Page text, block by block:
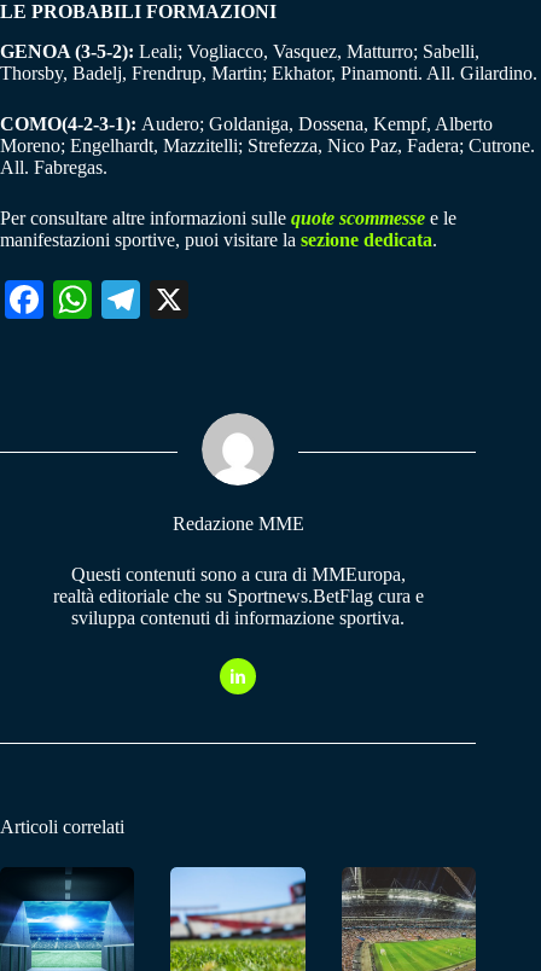
LE PROBABILI FORMAZIONI
GENOA (3-5-2): Leali; Vogliacco, Vasquez, Matturro; Sabelli,
Thorsby, Badelj, Frendrup, Martin; Ekhator, Pinamonti. All. Gilardino.
COMO(4-2-3-1): Audero; Goldaniga, Dossena, Kempf, Alberto
Moreno; Engelhardt, Mazzitelli; Strefezza, Nico Paz, Fadera; Cutrone.
All. Fabregas.
Per consultare altre informazioni sulle quote scommesse e le
manifestazioni sportive, puoi visitare la sezione dedicata.
Fa W
pp
Te
m
Redazione MME
Questi contenuti sono a cura di MMEuropa,
realtà editoriale che su Sportnews.BetFlag cura e
sviluppa contenuti di informazione sportiva.
Articoli correlati